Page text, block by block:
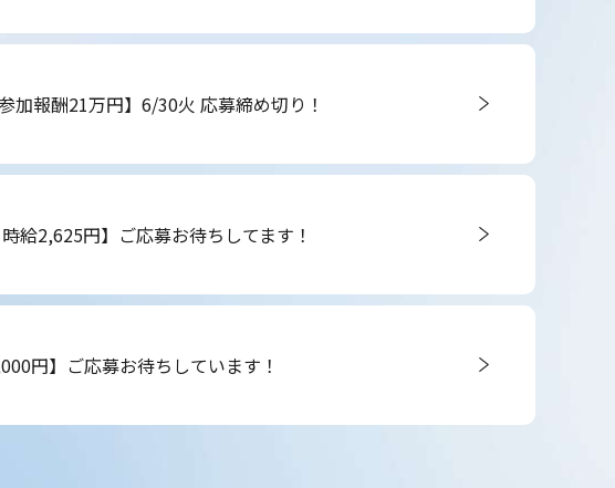
加報酬21万円】6/30火 応募締め切り！
給2,625円】ご応募お待ちしてます！
円】ご応募お待ちしています！